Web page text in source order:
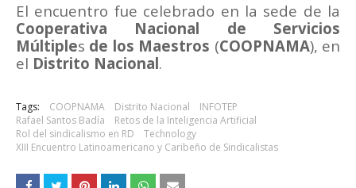
El encuentro fue celebrado en la sede de la
Cooperativa Nacional de Servicios
Múltiples de los Maestros (COOPNAMA), en
el Distrito Nacional.
Tags: COOPNAMA Distrito Nacional
INFOTEP
Rafael Santos Badía
Retos de la Inteligencia Artificial
Rol del sindicalismo en RD
Technology
XIII Encuentro Latinoamericano y Caribeño de Sindicalistas